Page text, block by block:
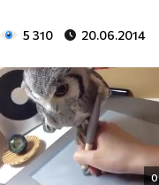
5 310 20.06.2014